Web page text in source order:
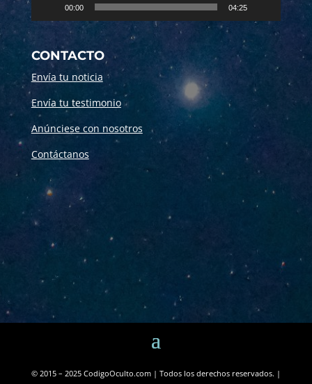
00:00 04:25
CONTACTO
Envía tu noticia
Envía tu testimonio
Anúnciese con nosotros
Contáctanos
© 2015 – 2025 CodigoOculto.com | Todos los derechos reservados. |